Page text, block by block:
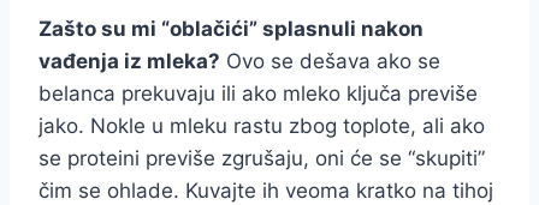
Zašto su mi “oblačići” splasnuli nakon
vađenja iz mleka? Ovo se dešava ako se
belanca prekuvaju ili ako mleko ključa previše
jako. Nokle u mleku rastu zbog toplote, ali ako
se proteini previše zgrušaju, oni će se “skupiti”
čim se ohlade. Kuvajte ih veoma kratko na tihoj